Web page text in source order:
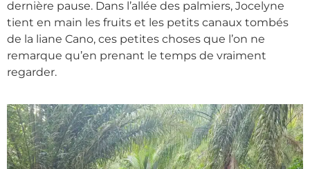
dernière pause. Dans l’allée des palmiers, Jocelyne
tient en main les fruits et les petits canaux tombés
de la liane Cano, ces petites choses que l’on ne
remarque qu’en prenant le temps de vraiment
regarder.